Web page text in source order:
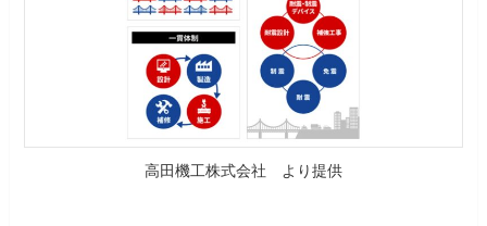
高田機工株式会社 より提供